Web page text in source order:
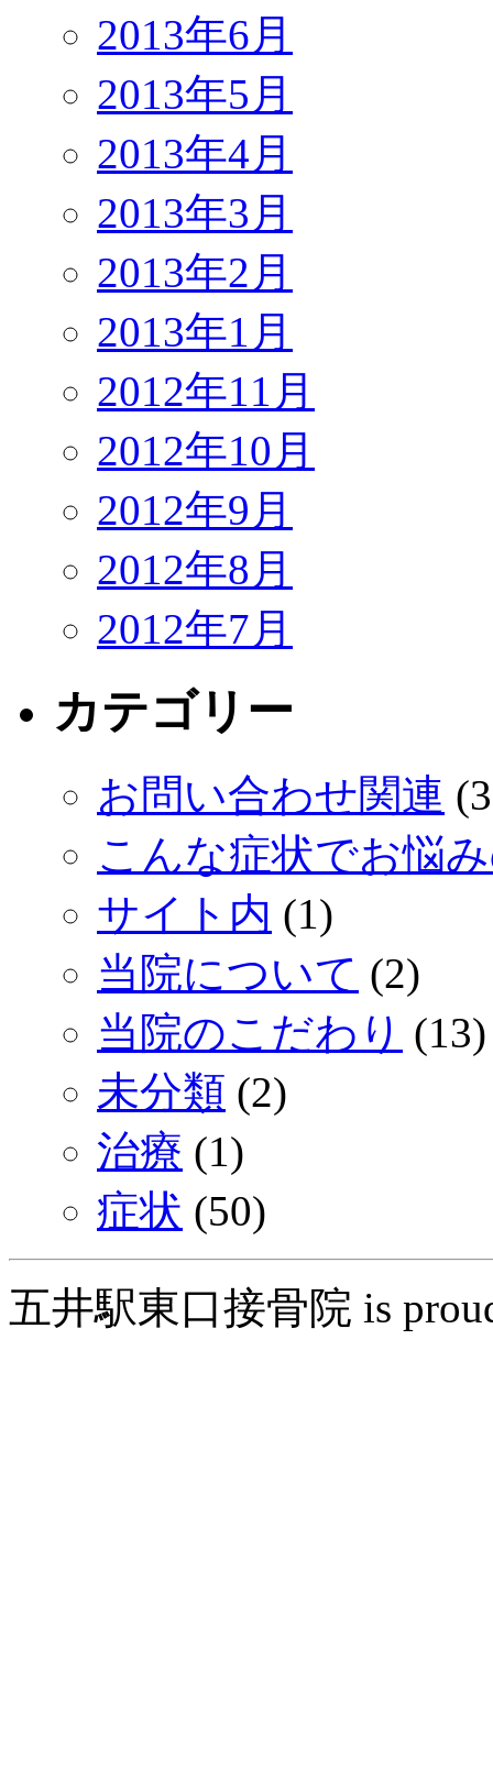
2013年6月
2013年5月
2013年4月
2013年3月
2013年2月
2013年1月
2012年11月
2012年10月
2012年9月
2012年8月
2012年7月
カテゴリー
お問い合わせ関連
こんな症状でお悩
サイト内 (1)
当院について (2)
当院のこだわり (13)
未分類 (2)
治療 (1)
症状 (50)
五井駅東口接骨院 is